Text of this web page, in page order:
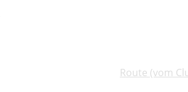
Route (vom